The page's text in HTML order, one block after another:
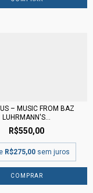
– MUSIC FROM BAZ
LUHRMANN'S...
R$550,00
R$275,00 sem juros